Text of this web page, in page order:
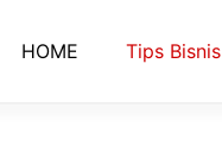
HOME Tips Bisnis